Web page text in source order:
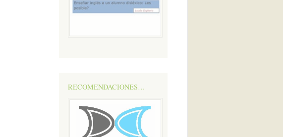
RECOMENDACIONES…